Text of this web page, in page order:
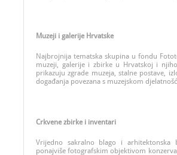
Muzeji i galerije Hrvatske
Najbrojnija tematska skupina u fondu
muzeji, galerije i zbirke u Hrvatskoj i
prikazuju zgrade muzeja, stalne postave,
događanja povezana s muzejskom
Crkvene zbirke i inventari
Vrijedno sakralno blago i arhitektonska
ponajviše fotografskim objektivom